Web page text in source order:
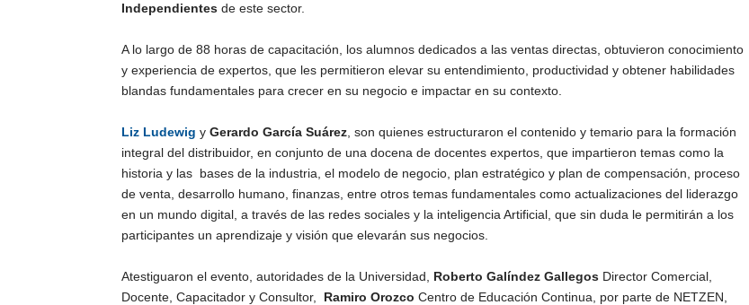
Independientes de este sector.
A lo largo de 88 horas de capacitación, los alumnos dedicados a las ventas directas, obtuvieron conocimiento
y experiencia de expertos, que les permitieron elevar su entendimiento, productividad y obtener habilidades
blandas fundamentales para crecer en su negocio e impactar en su contexto.
Liz Ludewig y Gerardo García Suárez , son quienes estructuraron el contenido y temario para la formación
integral del distribuidor, en conjunto de una docena de docentes expertos, que impartieron temas como la
historia y las bases de la industria, el modelo de negocio, plan estratégico y plan de compensación, proceso
de venta, desarrollo humano, finanzas, entre otros temas fundamentales como actualizaciones del liderazgo
en un mundo digital, a través de las redes sociales y la inteligencia Artificial, que sin duda le permitirán a los
participantes un aprendizaje y visión que elevarán sus negocios.
Atestiguaron el evento, autoridades de la Universidad, Roberto Galíndez Gallegos Director Comercial,
Docente, Capacitador y Consultor, Ramiro Orozco Centro de Educación Continua, por parte de NETZEN,